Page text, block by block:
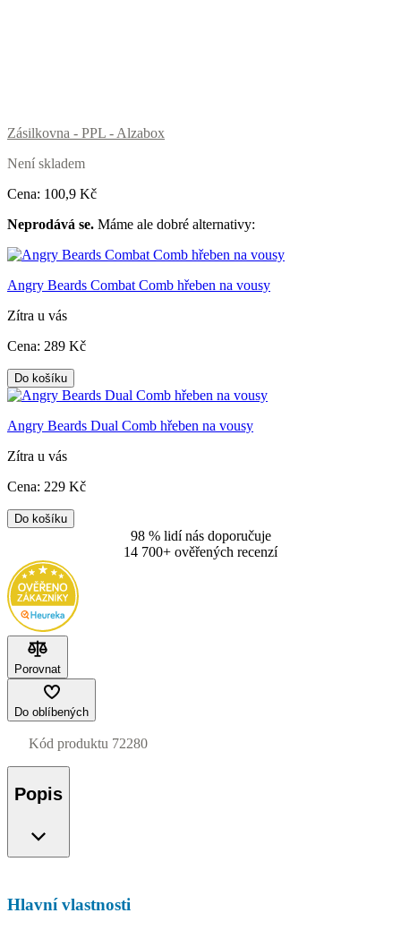
Zásilkovna - PPL - Alzabox
Není skladem
Cena: 100,9 Kč
Neprodává se. Máme ale dobré alternativy:
Angry Beards Combat Comb hřeben na vousy
Zítra u vás
Cena: 289 Kč
Do košíku
Angry Beards Dual Comb hřeben na vousy
Zítra u vás
Cena: 229 Kč
Do košíku
98 % lidí nás doporučuje
14 700+ ověřených recenzí
Porovnat
Do oblíbených
Kód produktu 72280
Popis
Hlavní vlastnosti